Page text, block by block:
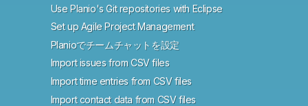
Use Planio's Git repositories with Eclipse
Set up Agile Project Management
Planioでチームチャットを設定
Import issues from CSV files
Import time entries from CSV files
Import contact data from CSV files